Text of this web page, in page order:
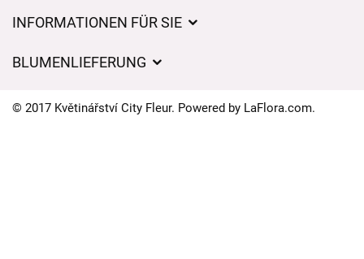
INFORMATIONEN FÜR SIE
Lieferzeiten für Blumen – Übersicht der Möglichkeiten
BLUMENLIEFERUNG
Wohin wir Blumen liefern
© 2017 Květinářství City Fleur. Powered by LaFlora.com.